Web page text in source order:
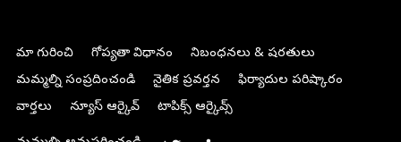
మా గురించి గోప్యతా విధానం
నిబంధనలు & షరతులు
మమ్మల్ని సంప్రదించండి
నైతిక ప్రవర్తన
ఫిర్యాదుల పరిష్కారం
వార్తలు
న్యూస్ ఆర్కైవ్ టాపిక్స్ ఆర్కైవ్స్